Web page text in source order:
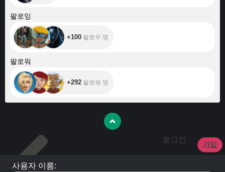
팔로잉
+100 팔로우 명
팔로워
+292 팔로워 명
로그인
가입
사용자 이름: